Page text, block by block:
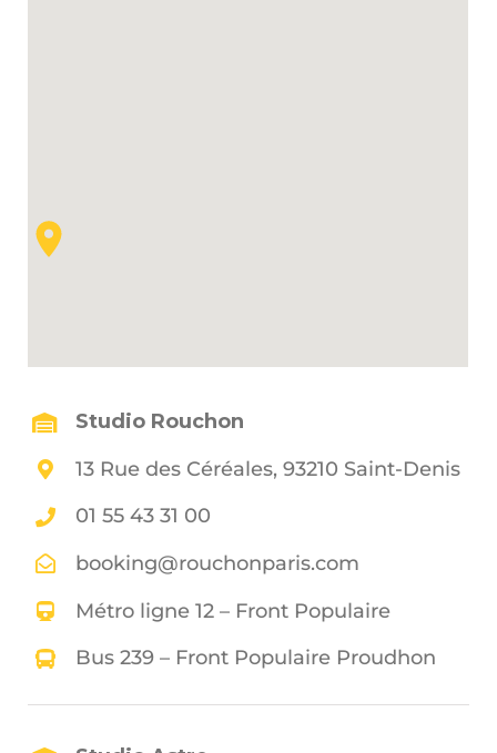
Studio Rouchon
13 Rue des Céréales, 93210 Saint-Denis
01 55 43 31 00
booking@rouchonparis.com
Métro ligne 12 – Front Populaire
Bus 239 – Front Populaire Proudhon